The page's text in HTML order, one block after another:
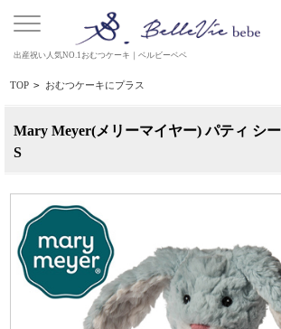
出産祝い人気NO.1おむつケーキ｜ベルビーベベ
TOP > おむつケーキにプラス
Mary Meyer(メリーマイヤー) パティ シ
S